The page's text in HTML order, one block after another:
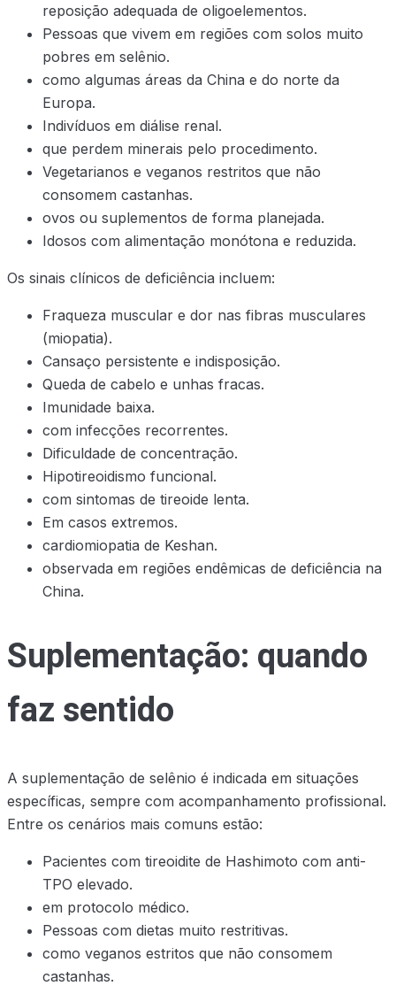
reposição adequada de oligoelementos.
Pessoas que vivem em regiões com solos muito
pobres em selênio.
como algumas áreas da China e do norte da
Europa.
Indivíduos em diálise renal.
que perdem minerais pelo procedimento.
Vegetarianos e veganos restritos que não
consomem castanhas.
ovos ou suplementos de forma planejada.
Idosos com alimentação monótona e reduzida.
Os sinais clínicos de deficiência incluem:
Fraqueza muscular e dor nas fibras musculares
(miopatia).
Cansaço persistente e indisposição.
Queda de cabelo e unhas fracas.
Imunidade baixa.
com infecções recorrentes.
Dificuldade de concentração.
Hipotireoidismo funcional.
com sintomas de tireoide lenta.
Em casos extremos.
cardiomiopatia de Keshan.
observada em regiões endêmicas de deficiência na
China.
Suplementação: quando
faz sentido
A suplementação de selênio é indicada em situações
específicas, sempre com acompanhamento profissional.
Entre os cenários mais comuns estão:
Pacientes com tireoidite de Hashimoto com anti-
TPO elevado.
em protocolo médico.
Pessoas com dietas muito restritivas.
como veganos estritos que não consomem
castanhas.